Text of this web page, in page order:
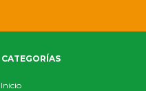
CATEGORÍAS
Inicio